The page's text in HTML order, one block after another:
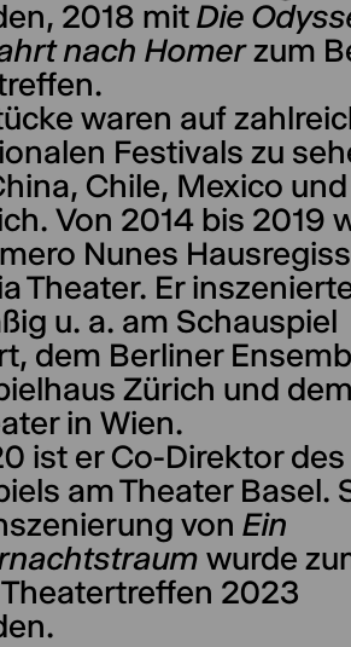
2018 mitDie
nach Homerzum
waren auf
Festivals zu
Chile, Mexico und
Von 2014 bis 2019
Nunes
Theater. Er
u. a. am Schauspiel
dem Berliner
Zürich und dem
in Wien.
ist er Co-Direktor des
am Theater Basel.
von Ein
wurde
2023